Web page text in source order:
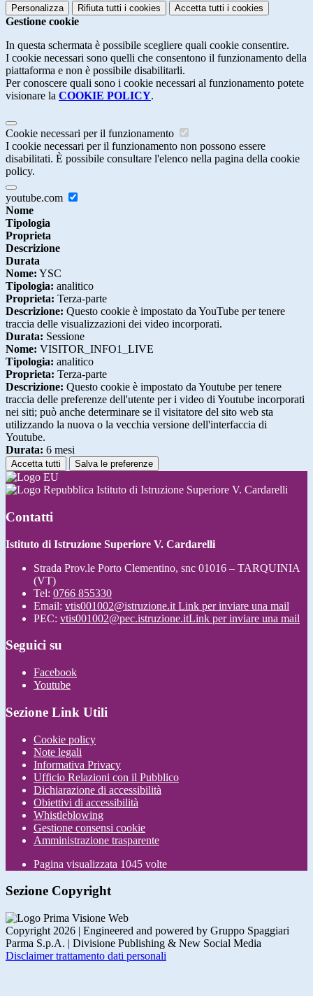
Personalizza Rifiuta tutti i cookies Accetta tutti i cookies
Gestione cookie
In questa schermata è possibile scegliere quali cookie consentire.
I cookie necessari sono quelli che consentono il funzionamento della
piattaforma e non è possibile disabilitarli.
Per conoscere quali sono i cookie necessari al funzionamento potete
visionare la COOKIE POLICY.
Cookie necessari per il funzionamento
I cookie necessari per il funzionamento non possono essere
disabilitati. È possibile consultare l'elenco nella pagina della cookie
policy.
youtube.com
Nome
Tipologia
Proprieta
Descrizione
Durata
Nome: YSC
Tipologia: analitico
Proprieta: Terza-parte
Descrizione: Questo cookie è impostato da YouTube per tenere
traccia delle visualizzazioni dei video incorporati.
Durata: Sessione
Nome: VISITOR_INFO1_LIVE
Tipologia: analitico
Proprieta: Terza-parte
Descrizione: Questo cookie è impostato da Youtube per tenere
traccia delle preferenze dell'utente per i video di Youtube incorporati
nei siti; può anche determinare se il visitatore del sito web sta
utilizzando la nuova o la vecchia versione dell'interfaccia di
Youtube.
Durata: 6 mesi
Accetta tutti Salva le preferenze
Istituto di Istruzione Superiore V. Cardarelli
Contatti
Istituto di Istruzione Superiore V. Cardarelli
Strada Prov.le Porto Clementino, snc 01016 – TARQUINIA
(VT)
Tel: 0766 855330
Email: vtis001002@istruzione.it Link per inviare una mail
PEC: vtis001002@pec.istruzione.itLink per inviare una mail
Seguici su
Facebook
Youtube
Sezione Link Utili
Cookie policy
Note legali
Informativa Privacy
Ufficio Relazioni con il Pubblico
Dichiarazione di accessibilità
Obiettivi di accessibilità
Whistleblowing
Gestione consensi cookie
Amministrazione trasparente
Pagina visualizzata 1045 volte
Sezione Copyright
Copyright 2026 | Engineered and powered by Gruppo Spaggiari
Parma S.p.A. | Divisione Publishing & New Social Media
Disclaimer trattamento dati personali